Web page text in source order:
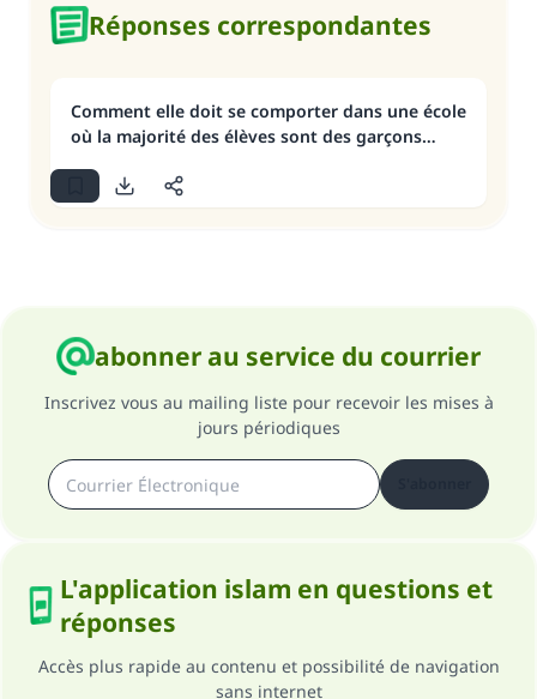
Réponses correspondantes
Comment elle doit se comporter dans une école
où la majorité des élèves sont des garçons…
abonner au service du courrier
Inscrivez vous au mailing liste pour recevoir les mises à
jours périodiques
L'application islam en questions et
réponses
Accès plus rapide au contenu et possibilité de navigation
sans internet